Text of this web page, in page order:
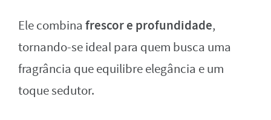
Ele combina frescor e profundidade,
tornando-se ideal para quem busca uma
fragrância que equilibre elegância e um
toque sedutor.